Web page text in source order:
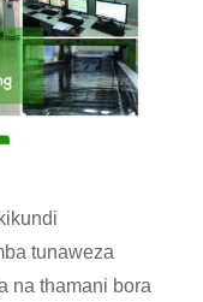
tunaweza
na thamani bora